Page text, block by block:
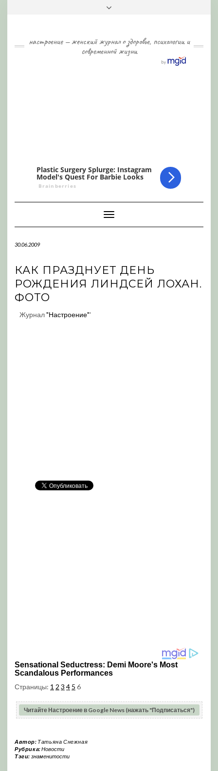
настроение — женский журнал о здоровье, психологии и
современной жизни
Toggle
Navigation
30.06.2009
КАК ПРАЗДНУЕТ ДЕНЬ
РОЖДЕНИЯ ЛИНДСЕЙ ЛОХАН.
ФОТО
Журнал"Настроение"'
Страницы: 1 2 3 4 5 6
Читайте Настроение в Google News (нажать "Подписаться")
Автор: Татьяна Снежная
Рубрика:Новости
Тэги: знаменитости